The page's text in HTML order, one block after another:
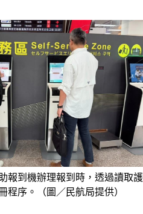
報到機辦理報到時，透過讀取
程序。（圖／民航局提供）